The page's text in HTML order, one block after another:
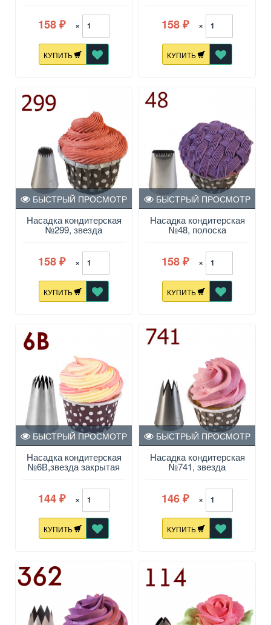
158 ₽ ×
КУПИТЬ
158 ₽ ×
КУПИТЬ
Насадка кондитерская
№299, звезда
БЫСТРЫЙ ПРОСМОТР
158 ₽ ×
КУПИТЬ
Насадка кондитерская
№48, полоска
БЫСТРЫЙ ПРОСМОТР
158 ₽ ×
КУПИТЬ
Насадка кондитерская
№6В,звезда закрытая
БЫСТРЫЙ ПРОСМОТР
144 ₽ ×
КУПИТЬ
Насадка кондитерская
№741, звезда
БЫСТРЫЙ ПРОСМОТР
146 ₽ ×
КУПИТЬ